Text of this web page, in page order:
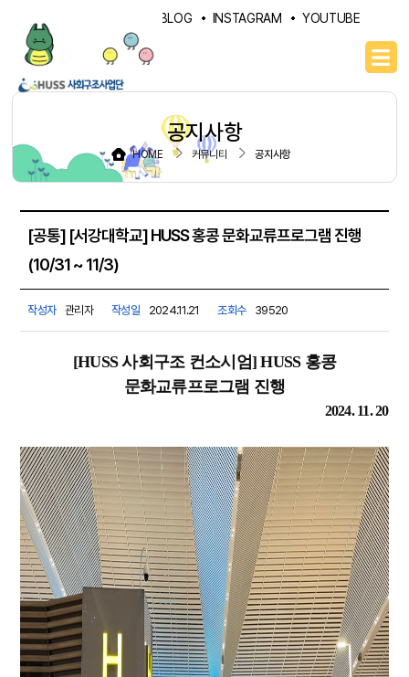
NAVER BLOG INSTAGRAM YOUTUBE
공지사항
HOME 커뮤니티 공지사항
[공통] [서강대학교] HUSS 홍콩 문화교류프로그램 진행
(10/31 ~ 11/3)
작성자 관리자 작성일 2024.11.21 조회수 39520
[HUSS 사회구조 컨소시엄] HUSS 홍콩
문화교류프로그램 진행
2024. 11. 20